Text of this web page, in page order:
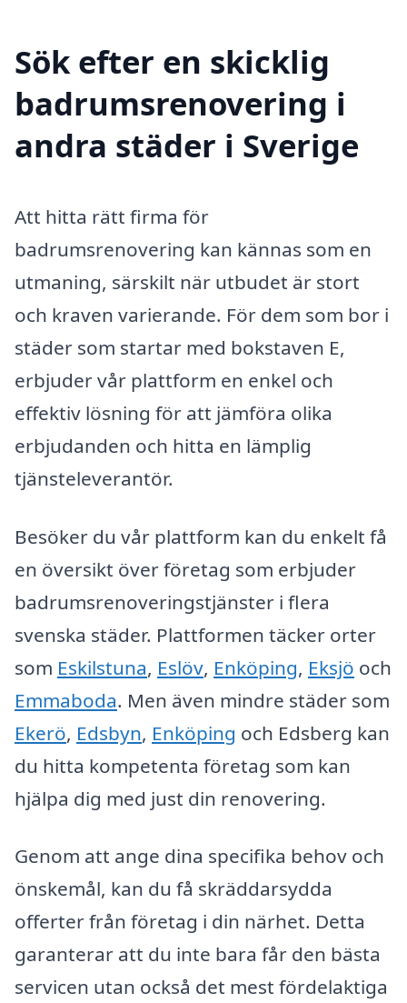
Sök efter en skicklig
badrumsrenovering i
andra städer i Sverige
Att hitta rätt firma för
badrumsrenovering kan kännas som en
utmaning, särskilt när utbudet är stort
och kraven varierande. För dem som bor i
städer som startar med bokstaven E,
erbjuder vår plattform en enkel och
effektiv lösning för att jämföra olika
erbjudanden och hitta en lämplig
tjänsteleverantör.
Besöker du vår plattform kan du enkelt få
en översikt över företag som erbjuder
badrumsrenoveringstjänster i flera
svenska städer. Plattformen täcker orter
som Eskilstuna, Eslöv, Enköping, Eksjö och
Emmaboda. Men även mindre städer som
Ekerö, Edsbyn, Enköping och Edsberg kan
du hitta kompetenta företag som kan
hjälpa dig med just din renovering.
Genom att ange dina specifika behov och
önskemål, kan du få skräddarsydda
offerter från företag i din närhet. Detta
garanterar att du inte bara får den bästa
servicen utan också det mest fördelaktiga